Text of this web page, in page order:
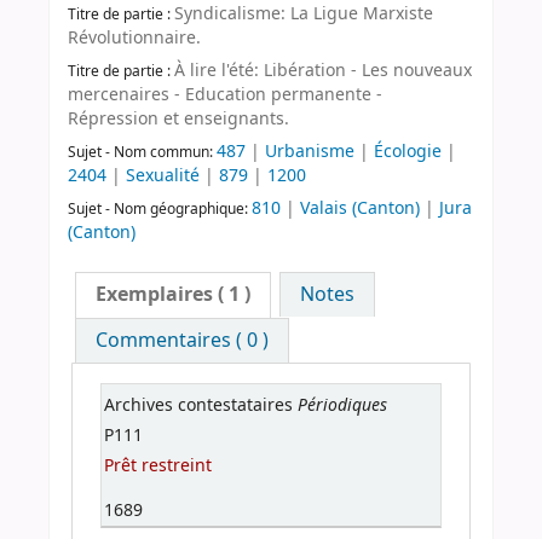
Titre de partie :Syndicalisme: La Ligue Marxiste
Révolutionnaire.
Titre de partie :À lire l'été: Libération - Les nouveaux
mercenaires - Education permanente -
Répression et enseignants.
Sujet - Nom commun:487 | Urbanisme | Écologie |
2404 | Sexualité | 879 | 1200
Sujet - Nom géographique:810 | Valais (Canton) | Jura
(Canton)
Exemplaires( 1 )
Notes
Commentaires ( 0 )
Archives contestataires Périodiques
P111
Prêt restreint
1689